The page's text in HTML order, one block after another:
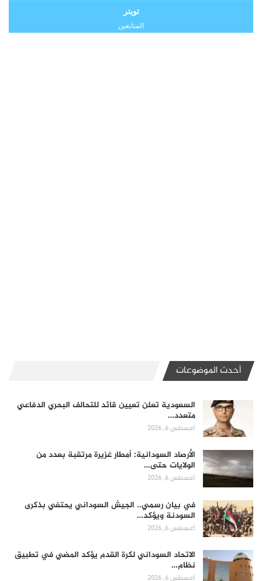
تويتر
المتابعين
أحدث الموضوعات
السعودية تعلن تعيين قائد للتحالف البحري الدفاعي
متعدد…
أغسطس 6, 2026
الأرصاد السودانية: أمطار غزيرة مرتقبة بعدد من
الولايات حتى…
أغسطس 6, 2026
في بيان رسمي.. الجيش السوداني يحتفي بذكرى
السودنة ويؤكد…
أغسطس 6, 2026
الاتحاد السوداني لكرة القدم يؤكد المضي في تطبيق
نظام…
أغسطس 6, 2026